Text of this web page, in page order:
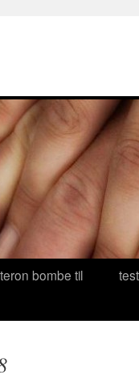
bombe til
test